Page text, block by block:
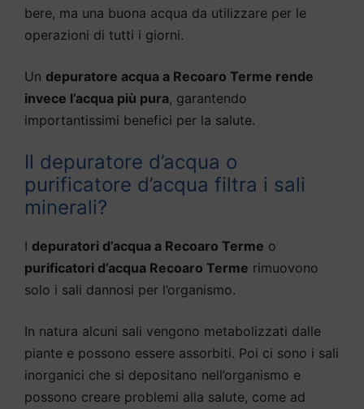
bere, ma una buona acqua da utilizzare per le
operazioni di tutti i giorni.
Un depuratore acqua a Recoaro Terme rende
invece l’acqua più pura, garantendo
importantissimi benefici per la salute.
Il depuratore d’acqua o
purificatore d’acqua filtra i sali
minerali?
I depuratori d’acqua a Recoaro Terme o
purificatori d’acqua Recoaro Terme rimuovono
solo i sali dannosi per l’organismo.
In natura alcuni sali vengono metabolizzati dalle
piante e possono essere assorbiti. Poi ci sono i sali
inorganici che si depositano nell’organismo e
possono creare problemi alla salute, come ad